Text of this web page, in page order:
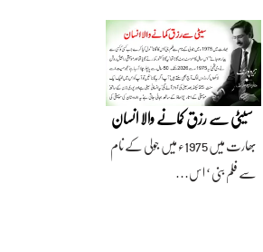
سیٹی سے رزق کمانے والا انسان
بھارت میں 1975ء میں جولی کے نام
سے فلم بنی ‘ اس…